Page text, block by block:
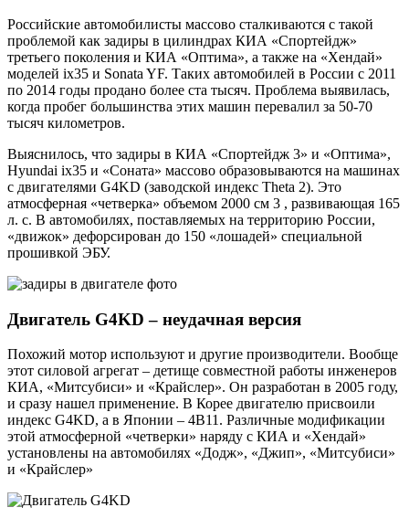
Российские автомобилисты массово сталкиваются с такой
проблемой как задиры в цилиндрах КИА «Спортейдж»
третьего поколения и КИА «Оптима», а также на «Хендай»
моделей ix35 и Sonata YF. Таких автомобилей в России с 2011
по 2014 годы продано более ста тысяч. Проблема выявилась,
когда пробег большинства этих машин перевалил за 50-70
тысяч километров.
Выяснилось, что задиры в КИА «Спортейдж 3» и «Оптима»,
Hyundai ix35 и «Соната» массово образовываются на машинах
с двигателями G4KD (заводской индекс Theta 2). Это
атмосферная «четверка» объемом 2000 см 3 , развивающая 165
л. с. В автомобилях, поставляемых на территорию России,
«движок» дефорсирован до 150 «лошадей» специальной
прошивкой ЭБУ.
Двигатель G4KD – неудачная версия
Похожий мотор используют и другие производители. Вообще
этот силовой агрегат – детище совместной работы инженеров
КИА, «Митсубиси» и «Крайслер». Он разработан в 2005 году,
и сразу нашел применение. В Корее двигателю присвоили
индекс G4KD, а в Японии – 4B11. Различные модификации
этой атмосферной «четверки» наряду с КИА и «Хендай»
установлены на автомобилях «Додж», «Джип», «Митсубиси»
и «Крайслер»